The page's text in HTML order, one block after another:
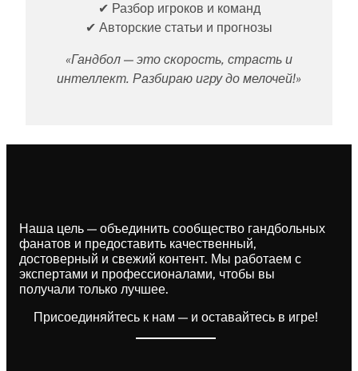
✔ Разбор игроков и команд
✔ Авторские статьи и прогнозы
«Гандбол — это скорость, страсть и
интеллект. Разбираю игру до мелочей!»
Наша цель — объединить сообщество гандбольных
фанатов и предоставить качественный,
достоверный и свежий контент. Мы работаем с
экспертами и профессионалами, чтобы вы
получали только лучшее.
Присоединяйтесь к нам — и оставайтесь в игре!